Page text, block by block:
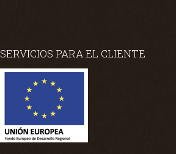
SERVICIOS PARA EL CLIENTE